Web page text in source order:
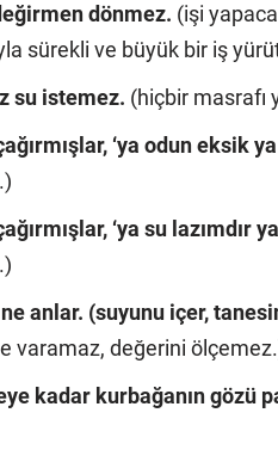
dönmez. (işi
sürekli ve büyük bir iş
su istemez. (hiçbir masrafı
‘ya odun eksik
‘ya su lazımdır
anlar. (suyunu içer,
varamaz, değerini
kadar kurbağanın gözü